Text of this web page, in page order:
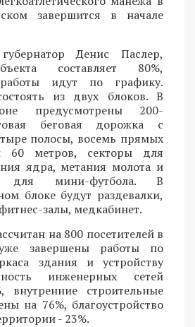
завершится в начале
Денис Паслер,
составляет 80%,
работы идут по графику.
из двух блоков. В
предусмотрены 200-
беговая дорожка с
полосы, восемь прямых
60 метров, секторы для
ядра, метания молота и
для мини-футбола. В
блоке будут раздевалки,
залы, медкабинет.
на 800 посетителей в
завершены работы по
здания и устройству
инженерных сетей
внутренние строительные
на 76%, благоустройство
- 23%.